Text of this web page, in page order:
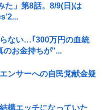
た」第8話。8/9(日)は
ない…｢300万円の血統
のお金持ちが"...
ンサーへの自民党献金疑
構エッチになっていた